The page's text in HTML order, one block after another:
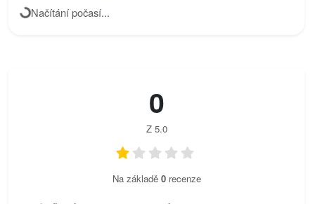
Načítání počasí...
0
Z 5.0
Na základě 0recenze